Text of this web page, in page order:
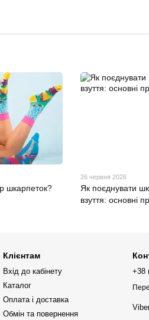
шкарпеток?
26 червня 2026
Як поєднувати
взуття: основні
Клієнтам
Вхід до кабінету
Каталог
Оплата і доставка
Обмін та повернення
+38